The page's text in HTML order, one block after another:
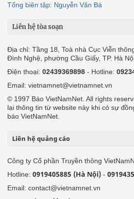
Tổng biên tập: Nguyễn Văn Bá
Liên hệ tòa soạn
Địa chỉ: Tầng 18, Toà nhà Cục Viễn
Đình Nghệ, phường Cầu Giấy, TP. Hà
Điện thoại: 02439369898 - Hotline:
Email: vietnamnet@vietnamnet.vn
© 1997 Báo VietNamNet. All rights
lại thông tin từ website này khi có sự
báo VietNamNet.
Liên hệ quảng cáo
Công ty Cổ phần Truyền thông
Hotline: 0919405885 (Hà Nội) -
Email: contact@vietnamnet.vn